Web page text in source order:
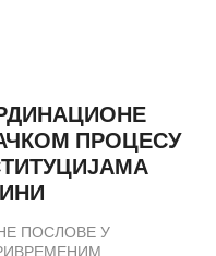
ПРОЦЕСУ
ПОСЛОВЕ У